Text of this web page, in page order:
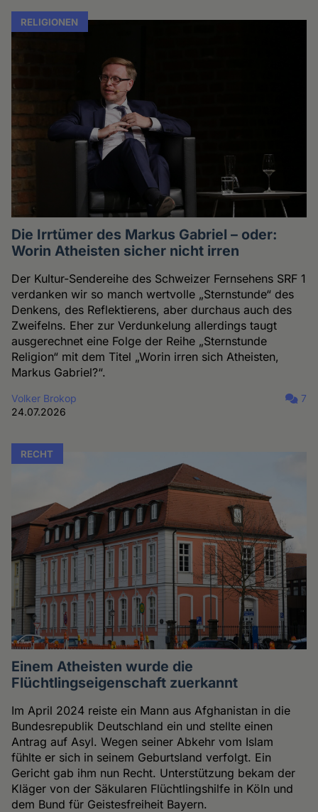
RELIGIONEN
Die Irrtümer des Markus Gabriel – oder:
Worin Atheisten sicher nicht irren
Der Kultur-Sendereihe des Schweizer Fernsehens SRF 1
verdanken wir so manch wertvolle „Sternstunde“ des
Denkens, des Reflektierens, aber durchaus auch des
Zweifelns. Eher zur Verdunkelung allerdings taugt
ausgerechnet eine Folge der Reihe „Sternstunde
Religion“ mit dem Titel „Worin irren sich Atheisten,
Markus Gabriel?“.
Volker Brokop
24.07.2026
7
RECHT
Einem Atheisten wurde die
Flüchtlingseigenschaft zuerkannt
Im April 2024 reiste ein Mann aus Afghanistan in die
Bundesrepublik Deutschland ein und stellte einen
Antrag auf Asyl. Wegen seiner Abkehr vom Islam
fühlte er sich in seinem Geburtsland verfolgt. Ein
Gericht gab ihm nun Recht. Unterstützung bekam der
Kläger von der Säkularen Flüchtlingshilfe in Köln und
dem Bund für Geistesfreiheit Bayern.